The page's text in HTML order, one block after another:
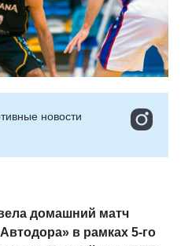
новости
домашний матч
в рамках 5-го